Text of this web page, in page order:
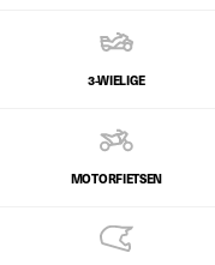
3-WIELIGE
MOTORFIETSEN